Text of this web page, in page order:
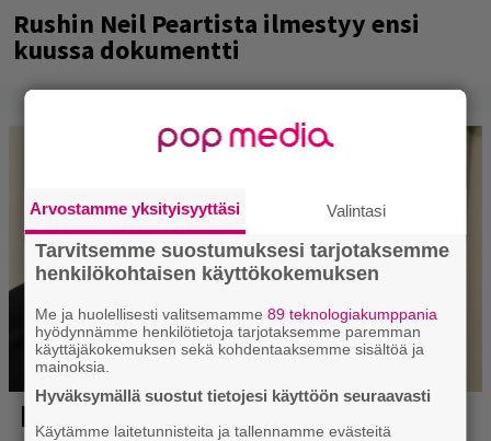
Rushin Neil Peartista ilmestyy ensi
kuussa dokumentti
Arvostamme yksityisyyttäsi Valintasi
Tarvitsemme suostumuksesi tarjotaksemme
henkilökohtaisen käyttökokemuksen
Me ja huolellisesti valitsemamme89 teknologiakumppania
hyödynnämme henkilötietoja tarjotaksemme paremman
käyttäjäkokemuksen sekä kohdentaaksemme sisältöä ja
mainoksia.
Hyväksymällä suostut tietojesi käyttöön seuraavasti
Käytämme laitetunnisteita ja tallennamme evästeitä